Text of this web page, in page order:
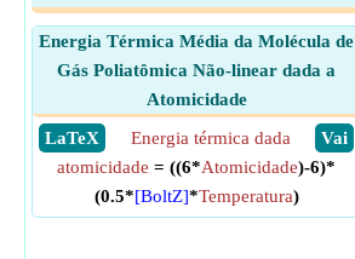
Energia Térmica Média da Molécula de
Gás Poliatômica Não-linear dada a
Atomicidade
​ LaTeX
​ Vai
Energia térmica dada
atomicidade = ((6*Atomicidade)-6)*
(0.5*[BoltZ]*Temperatura)